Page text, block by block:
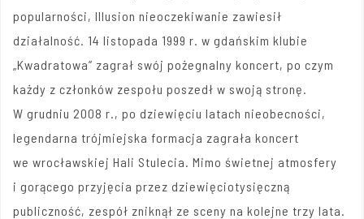
popularności, Illusion nieoczekiwanie zawiesił
działalność. 14 listopada 1999 r. w gdańskim klubie
„Kwadratowa” zagrał swój pożegnalny koncert, po czym
każdy z członków zespołu poszedł w swoją stronę.
W grudniu 2008 r., po dziewięciu latach nieobecności,
legendarna trójmiejska formacja zagrała koncert
we wrocławskiej Hali Stulecia. Mimo świetnej atmosfery
i gorącego przyjęcia przez dziewięciotysięczną
publiczność, zespół zniknął ze sceny na kolejne trzy lata.